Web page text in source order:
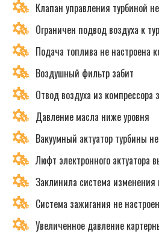
Клапан управления турбиной
Ограничен подвод воздуха к
Подача топлива не настроена
Воздушный фильтр забит
Отвод воздуха из компрессора
Давление масла ниже уровня
Вакуумный актуатор турбины
Люфт электронного актуатора
Заклинила система изменения
Система зажигания не
Увеличенное давление